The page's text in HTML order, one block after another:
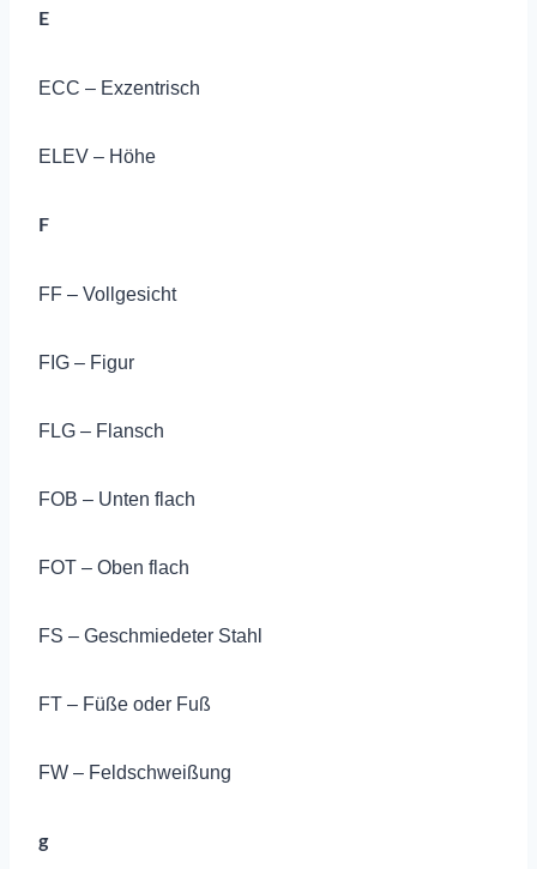
E
ECC – Exzentrisch
ELEV – Höhe
F
FF – Vollgesicht
FIG – Figur
FLG – Flansch
FOB – Unten flach
FOT – Oben flach
FS – Geschmiedeter Stahl
FT – Füße oder Fuß
FW – Feldschweißung
g